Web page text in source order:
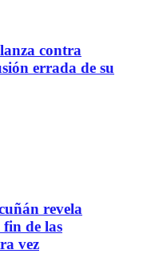
contra
errada de su
revela
fin de las
vez